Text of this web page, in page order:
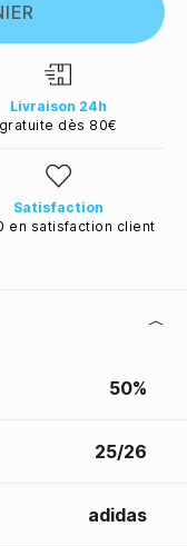
Livraison 24h
gratuite dès 80€
Satisfaction
en satisfaction client
50%
25/26
adidas